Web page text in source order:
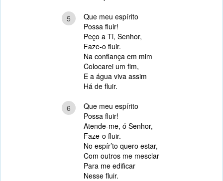
5
Que meu espírito
Possa fluir!
Peço a Ti, Senhor,
Faze-o fluir.
Na confiança em mim
Colocarei um fim,
E a água viva assim
Há de fluir.
6
Que meu espírito
Possa fluir!
Atende-me, ó Senhor,
Faze-o fluir.
No espír’to quero estar,
Com outros me mesclar
Para me edificar
Nesse fluir.